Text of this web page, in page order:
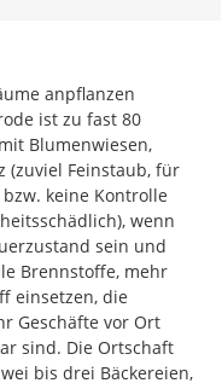
anpflanzen
ist zu fast 80
Blumenwiesen,
(zuviel Feinstaub, für
keine Kontrolle
wenn
sein und
Brennstoffe, mehr
einsetzen, die
Geschäfte vor Ort
sind. Die Ortschaft
bis drei Bäckereien,